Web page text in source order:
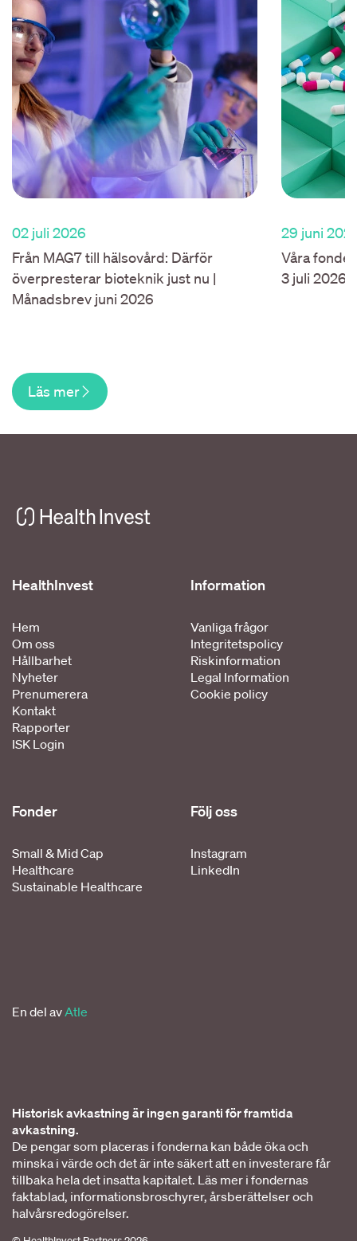
02 juli 2026
Från MAG7 till hälsovård: Därför
överpresterar bioteknik just nu |
Månadsbrev juni 2026
29 juni
Våra
3 juli 2026.
Läs mer
HealthInvest
Hem
Om oss
Hållbarhet
Nyheter
Prenumerera
Kontakt
Rapporter
ISK Login
Information
Vanliga frågor
Integritetspolicy
Riskinformation
Legal Information
Cookie policy
Fonder
Small & Mid Cap
Healthcare
Sustainable Healthcare
Följ oss
Instagram
LinkedIn
En del avAtle
Historisk avkastning är ingen garanti för framtida
avkastning.
De pengar som placeras i fonderna kan både öka och
minska i värde och det är inte säkert att en investerare får
tillbaka hela det insatta kapitalet. Läs mer i fondernas
faktablad, informationsbroschyrer, årsberättelser och
halvårsredogörelser.